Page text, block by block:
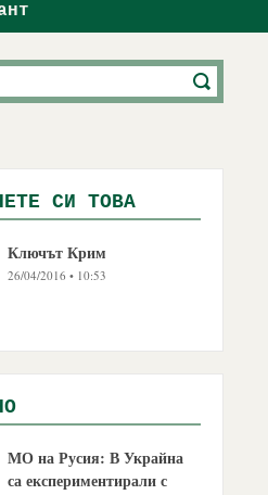
СИ ТОВА
Ключът Крим
26/04/2016 • 10:53
МО на Русия: В Украйна
са експериментирали с